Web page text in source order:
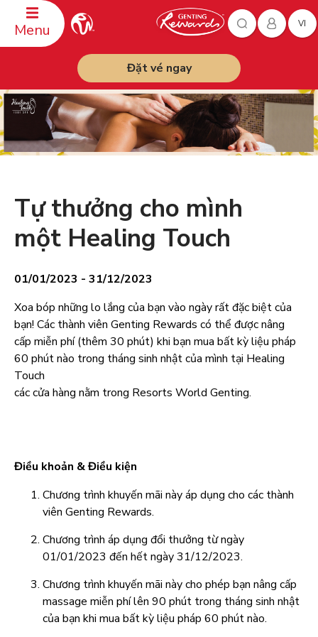
Menu VI
Đặt vé ngay
Tự thưởng cho mình
một Healing Touch
01/01/2023 - 31/12/2023
Xoa bóp những lo lắng của bạn vào ngày rất đặc biệt của
bạn! Các thành viên Genting Rewards có thể được nâng
cấp miễn phí (thêm 30 phút) khi bạn mua bất kỳ liệu pháp
60 phút nào trong tháng sinh nhật của mình tại Healing
Touch
các cửa hàng nằm trong Resorts World Genting.
Điều khoản & Điều kiện
Chương trình khuyến mãi này áp dụng cho các thành
viên Genting Rewards.
Chương trình áp dụng đổi thưởng từ ngày
01/01/2023 đến hết ngày 31/12/2023.
Chương trình khuyến mãi này cho phép bạn nâng cấp
massage miễn phí lên 90 phút trong tháng sinh nhật
của bạn khi mua bất kỳ liệu pháp 60 phút nào.